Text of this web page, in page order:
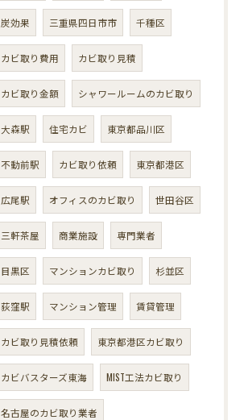
炭効果 三重県四日市市 千種区
カビ取り費用 カビ取り見積
カビ取り金額 シャワールームのカビ取り
大森駅 住宅カビ 東京都品川区
不動前駅 カビ取り依頼 東京都港区
広尾駅 オフィスのカビ取り 世田谷区
三軒茶屋 商業施設 専門業者
目黒区 マンションカビ取り 杉並区
荻窪駅 マンション管理 賃貸管理
カビ取り見積依頼 東京都港区カビ取り
カビバスターズ東海 MIST工法カビ取り
名古屋のカビ取り業者